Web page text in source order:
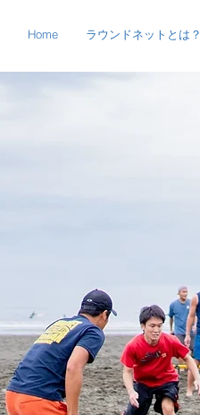
Home ラウンドネットとは？